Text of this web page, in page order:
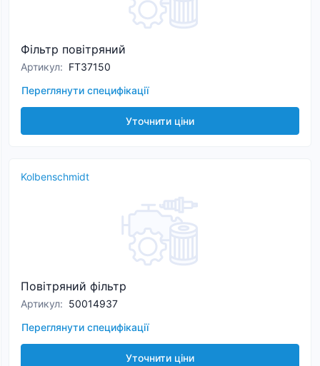
Фільтр повітряний
Артикул: FT37150
Переглянути специфікації
Уточнити ціни
Kolbenschmidt
Повітряний фільтр
Артикул: 50014937
Переглянути специфікації
Уточнити ціни